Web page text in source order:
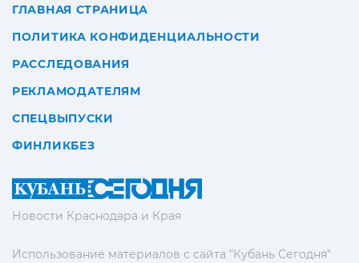
Новости Краснодара и Края
Использование материалов с сайта "Кубань Сегодня"
ГЛАВНАЯ СТРАНИЦА
ПОЛИТИКА КОНФИДЕНЦИАЛЬНОСТИ
РАССЛЕДОВАНИЯ
РЕКЛАМОДАТЕЛЯМ
СПЕЦВЫПУСКИ
ФИНЛИКБЕЗ